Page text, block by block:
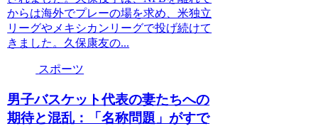
からは海外でプレーの場を求め、米独立
リーグやメキシカンリーグで投げ続けて
きました。久保康友の...
スポーツ
男子バスケット代表の妻たちへの
期待と混乱：「名称問題」がすで